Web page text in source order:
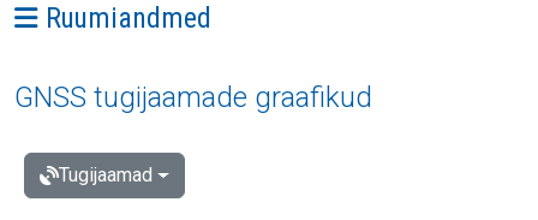
Ava menüü: Ruumiandmed
Ruumiandmed
GNSS tugijaamade graafikud
Tugijaamad